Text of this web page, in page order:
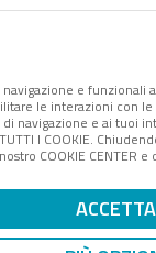
e
le interazioni con
navigazione e ai tuoi
I COOKIE.
COOKIE
ACCETTA